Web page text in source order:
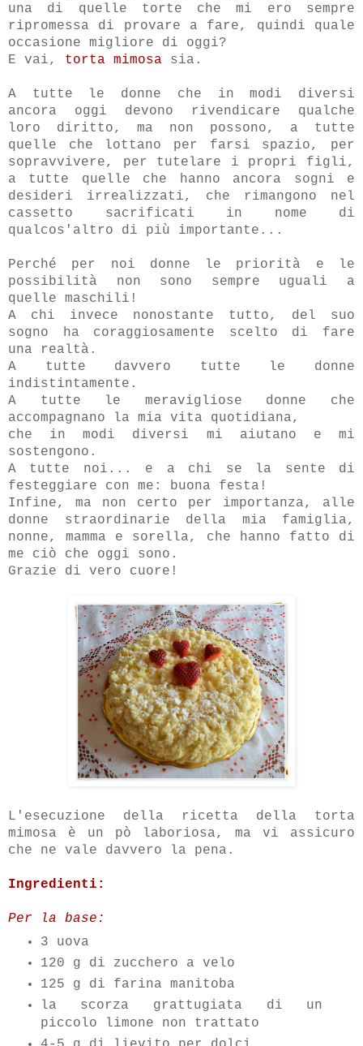
una di quelle torte che mi ero sempre
ripromessa di provare a fare, quindi quale
occasione migliore di oggi?
E vai, torta mimosa sia.
A tutte le donne che in modi diversi
ancora oggi devono rivendicare qualche
loro diritto, ma non possono, a tutte
quelle che lottano per farsi spazio, per
sopravvivere, per tutelare i propri figli,
a tutte quelle che hanno ancora sogni e
desideri irrealizzati, che rimangono nel
cassetto sacrificati in nome di
qualcos'altro di più importante...
Perché per noi donne le priorità e le
possibilità non sono sempre uguali a
quelle maschili!
A chi invece nonostante tutto, del suo
sogno ha coraggiosamente scelto di fare
una realtà.
A tutte davvero tutte le donne
indistintamente.
A tutte le meravigliose donne che
accompagnano la mia vita quotidiana,
che in modi diversi mi aiutano e mi
sostengono.
A tutte noi... e a chi se la sente di
festeggiare con me: buona festa!
Infine,
ma non certo per importanza, alle
donne straordinarie della mia famiglia,
nonne, mamma e sorella, che hanno fatto di
me ciò che oggi sono.
Grazie di vero cuore!
L'esecuzione della ricetta della torta
mimosa è un pò laboriosa, ma vi assicuro
che ne vale davvero la pena.
Ingredienti:
Per la base:
3 uova
120 g di zucchero a velo
125 g di farina manitoba
la scorza grattugiata di un
piccolo limone non trattato